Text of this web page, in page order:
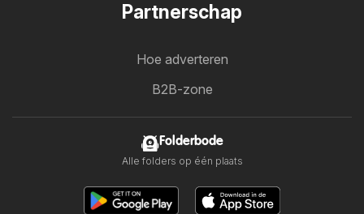
Partnerschap
Hoe adverteren
B2B-zone
Folderbode
Alle folders op één plaats